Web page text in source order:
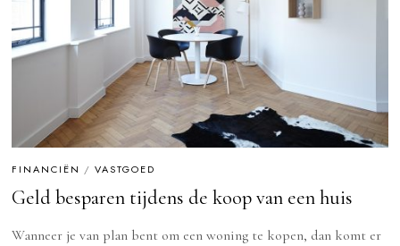
FINANCIËN / VASTGOED
Geld besparen tijdens de koop van een huis
Wanneer je van plan bent om een woning te kopen, dan komt er